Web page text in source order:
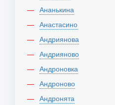
Ананькина
Анастасино
Андриянова
Андрияново
Андроновка
Андроново
Андронята